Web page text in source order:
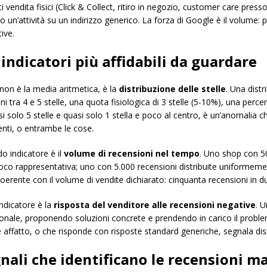
vendita fisici (Click & Collect, ritiro in negozio, customer care
un’attività su un indirizzo generico. La forza di Google è il
più affidabili da guardare
è la media aritmetica, è la distribuzione delle stelle. Una
tra 4 e 5 stelle, una quota fisiologica di 3 stelle (5-10%), una
solo 5 stelle e quasi solo 1 stella e poco al centro, è
o entrambe le cose.
indicatore è il volume di recensioni nel tempo. Uno shop con
rappresentativa; uno con 5.000 recensioni distribuite
con il volume di vendite dichiarato: cinquanta recensioni in
è la risposta del venditore alle recensioni negative.
proponendo soluzioni concrete e prendendo in carico il
affatto, o che risponde con risposte standard generiche, segnala
che identificano le recensioni